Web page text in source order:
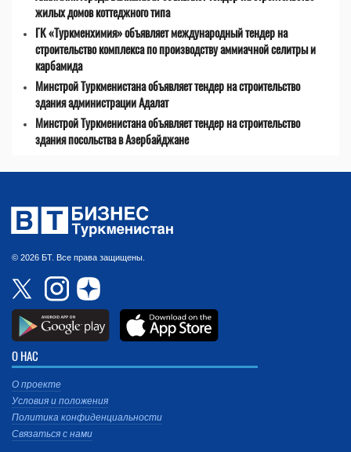
жилых домов коттеджного типа
ГК «Туркменхимия» объявляет международный тендер на
строительство комплекса по производству аммиачной селитры и
карбамида
Минстрой Туркменистана объявляет тендер на строительство
здания администрации Адалат
Минстрой Туркменистана объявляет тендер на строительство
здания посольства в Азербайджане
© 2026 БТ. Все права защищены.
О НАС
О проекте
Условия и положения
Политика конфиденциальности
Связаться с нами